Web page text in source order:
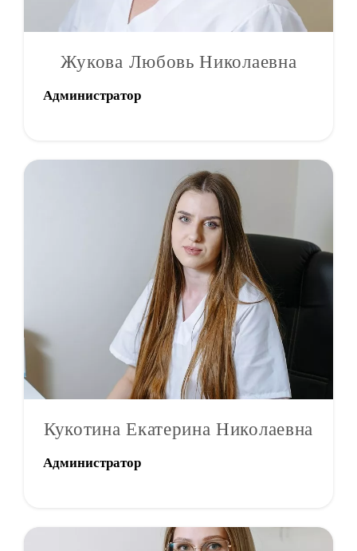
Жукова Любовь Николаевна
Администратор
Кукотина Екатерина Николаевна
Администратор